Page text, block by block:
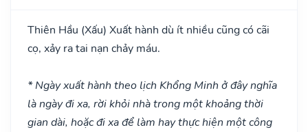
Thiên Hầu (Xấu) Xuất hành dù ít nhiều cũng có cãi
cọ, xảy ra tai nạn chảy máu.
* Ngày xuất hành theo lịch Khổng Minh ở đây nghĩa
là ngày đi xa, rời khỏi nhà trong một khoảng thời
gian dài, hoặc đi xa để làm hay thực hiện một công